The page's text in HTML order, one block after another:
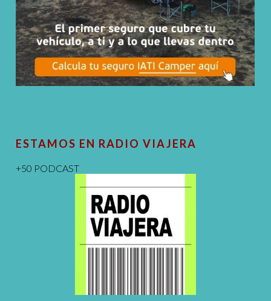
ESTAMOS EN RADIO VIAJERA
+50 PODCAST